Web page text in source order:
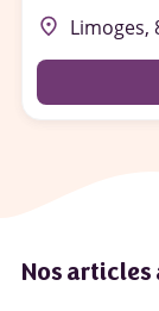
place Limoges,
Nos articles